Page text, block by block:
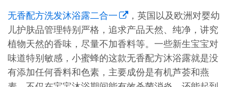
无香配方洗发沐浴露二合一
，英国以及欧洲对婴幼
儿护肤品管理特别严格，追求产品天然、纯净，讲究
植物天然的香味，尽量不加香料等。一些新生宝宝对
味道特别敏感，小蜜蜂的这款无香配方沐浴露就是没
有添加任何香料和色素，主要成份是有机芦荟和燕